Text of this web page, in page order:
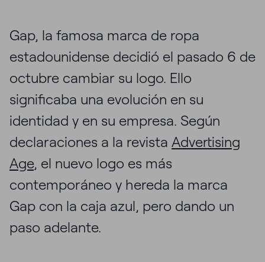
Gap, la famosa marca de ropa
estadounidense decidió el pasado 6 de
octubre cambiar su logo. Ello
significaba una evolución en su
identidad y en su empresa. Según
declaraciones a la revista Advertising
Age, el nuevo logo es más
contemporáneo y hereda la marca
Gap con la caja azul, pero dando un
paso adelante.